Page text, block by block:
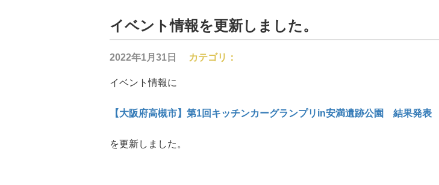
イベント情報を更新しました。
2022年1月31日 カテゴリ：
イベント情報に
【大阪府高槻市】第1回キッチンカーグランプリin安満遺跡公園 結果発表
を更新しました。